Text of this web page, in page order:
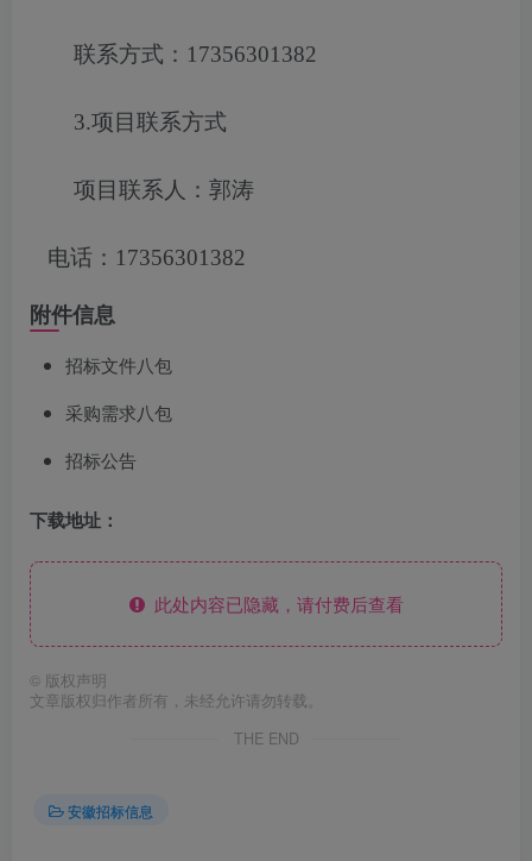
联系方式： 17356301382
3.项目联系方式
项目联系人：郭涛
电话： 17356301382
附件信息
招标文件八包
采购需求八包
招标公告
下载地址：
此处内容已隐藏，请付费后查看
© 版权声明
文章版权归作者所有，未经允许请勿转载。
THE END
安徽招标信息